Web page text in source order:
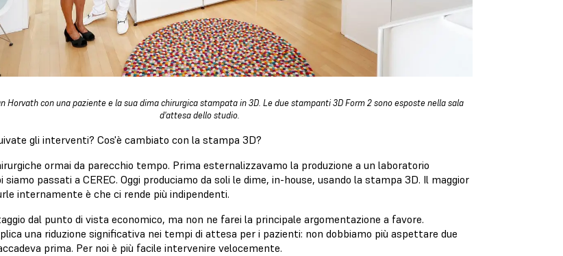
Horvath con una paziente e la sua dima chirurgica stampata in 3D. Le due stampanti 3D Form 2 sono esposte nella sala
d'attesa dello studio.
gli interventi? Cos'è cambiato con la stampa 3D?
ormai da parecchio tempo. Prima esternalizzavamo la produzione a un laboratorio
passati a CEREC. Oggi produciamo da soli le dime, in-house, usando la stampa 3D. Il maggior
internamente è che ci rende più indipendenti.
dal punto di vista economico, ma non ne farei la principale argomentazione a favore.
una riduzione significativa nei tempi di attesa per i pazienti: non dobbiamo più aspettare due
prima. Per noi è più facile intervenire velocemente.